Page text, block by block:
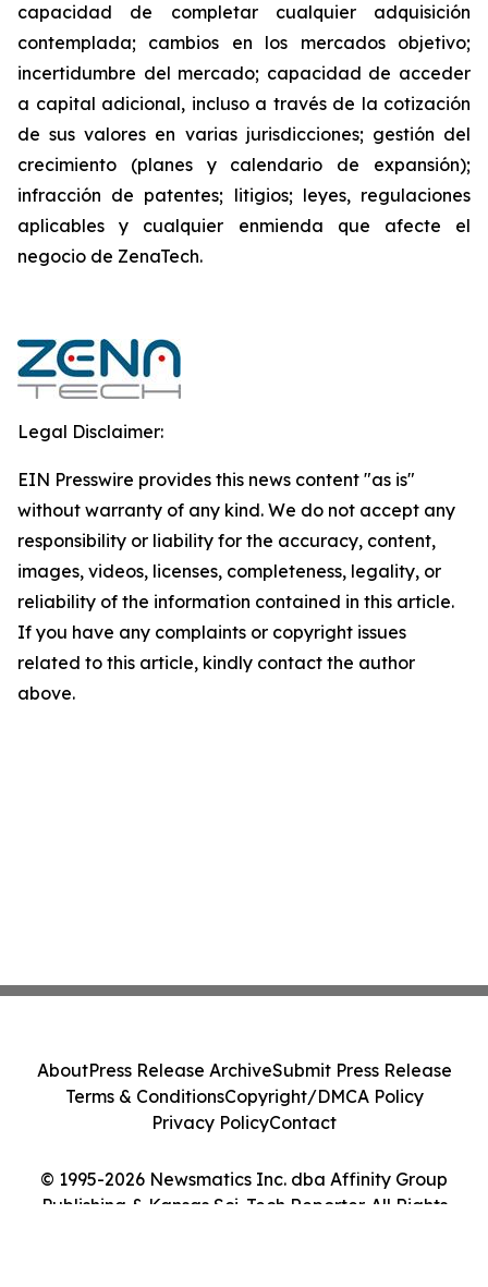
capacidad de completar cualquier adquisición
contemplada; cambios en los mercados objetivo;
incertidumbre del mercado; capacidad de acceder
a capital adicional, incluso a través de la cotización
de sus valores en varias jurisdicciones; gestión del
crecimiento (planes y calendario de expansión);
infracción de patentes; litigios; leyes, regulaciones
aplicables y cualquier enmienda que afecte el
negocio de ZenaTech.
Legal Disclaimer:
EIN Presswire provides this news content "as is"
without warranty of any kind. We do not accept any
responsibility or liability for the accuracy, content,
images, videos, licenses, completeness, legality, or
reliability of the information contained in this article.
If you have any complaints or copyright issues
related to this article, kindly contact the author
above.
© 1995-2026 Newsmatics Inc. dba Affinity Group
Publishing & Kansas Sci-Tech Reporter. All Rights
AboutPress Release ArchiveSubmit Press Release
Terms & ConditionsCopyright/DMCA Policy
Privacy PolicyContact